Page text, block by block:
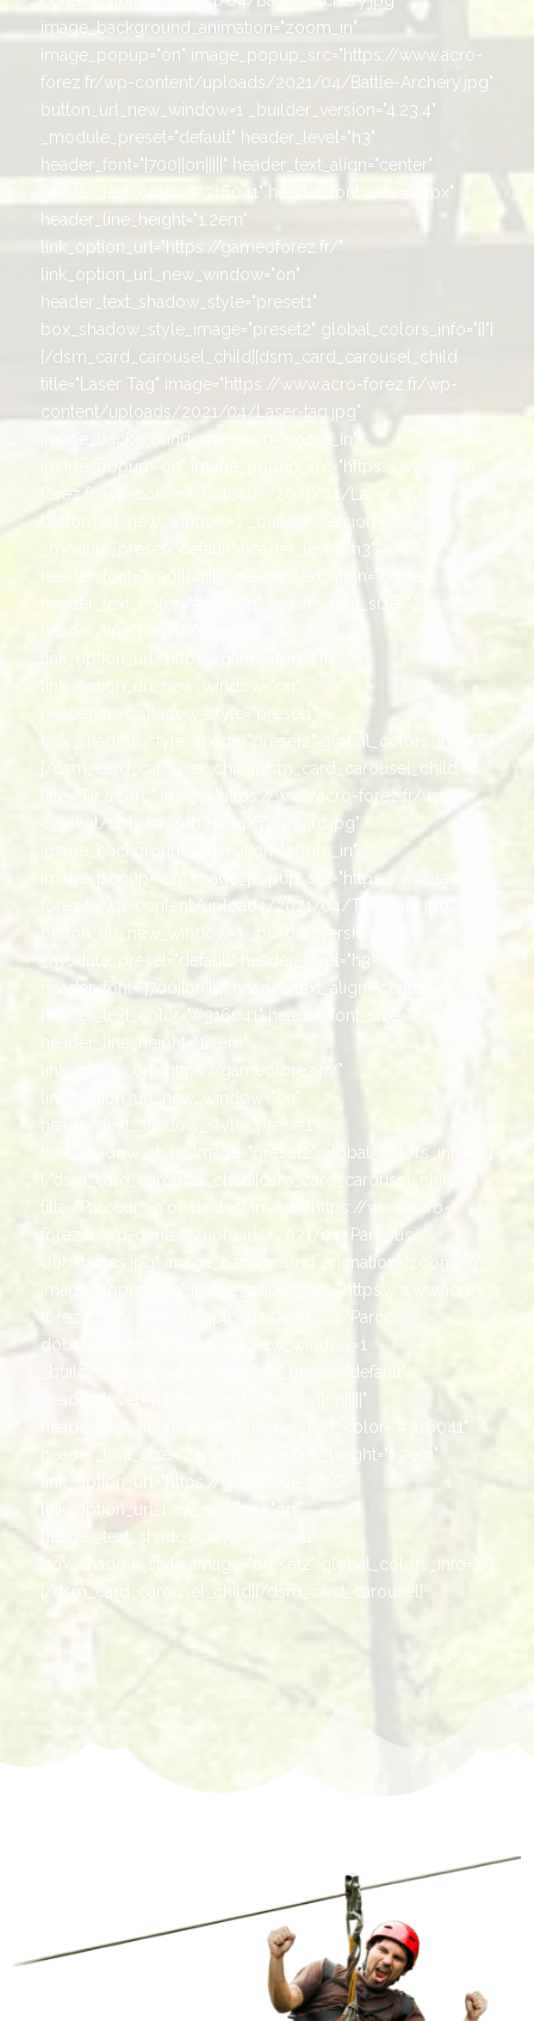
image_background_animation="zoom_in"
image_popup="on" image_popup_src="https://www.acro-
forez.fr/wp-content/uploads/2021/04/Battle-Archery.jpg"
button_url_new_window=1 _builder_version="4.23.4"
_module_preset="default" header_level="h3"
header_font="|700||on|||||" header_text_align="center"
header_text_color="#316041" header_font_size="24px"
header_line_height="1.2em"
link_option_url="https://gameoforez.fr/"
link_option_url_new_window="on"
header_text_shadow_style="preset1"
box_shadow_style_image="preset2" global_colors_info="{}"]
[/dsm_card_carousel_child][dsm_card_carousel_child
title="Laser Tag" image="https://www.acro-forez.fr/wp-
content/uploads/2021/04/Laser-tag.jpg"
image_background_animation="zoom_in"
image_popup="on" image_popup_src="https://www.acro-
forez.fr/wp-content/uploads/2021/04/Laser-tag.jpg"
button_url_new_window=1 _builder_version=4.16
_module_preset="default" header_level="h3"
header_font="|700||on|||||" header_text_align="center"
header_text_color="#316041" header_font_size="24px"
header_line_height="1.2em"
link_option_url="https://gameoforez.fr/"
link_option_url_new_window="on"
header_text_shadow_style="preset1"
box_shadow_style_image="preset2" global_colors_info="{}"]
[/dsm_card_carousel_child][dsm_card_carousel_child
title="Tir à l'arc" image="https://www.acro-forez.fr/wp-
content/uploads/2021/04/Tir-a-larc.jpg"
image_background_animation="zoom_in"
image_popup="on" image_popup_src="https://www.acro-
forez.fr/wp-content/uploads/2021/04/Tir-a-larc.jpg"
button_url_new_window=1 _builder_version=4.16
_module_preset="default" header_level="h3"
header_font="|700||on|||||" header_text_align="center"
header_text_color="#316041" header_font_size="24px"
header_line_height="1.2em"
link_option_url="https://gameoforez.fr/"
link_option_url_new_window="on"
header_text_shadow_style="preset1"
box_shadow_style_image="preset2" global_colors_info="{}"]
[/dsm_card_carousel_child][dsm_card_carousel_child
title="Parcours d'obstacles" image="https://www.acro-
forez.fr/wp-content/uploads/2021/04/Parcous-
dobstacles.jpg" image_background_animation="zoom_in"
image_popup="on" image_popup_src="https://www.acro-
forez.fr/wp-content/uploads/2021/04/Parcous-
dobstacles.jpg" button_url_new_window=1
_builder_version=4.16 _module_preset="default"
header_level="h3" header_font="|700||on|||||"
header_text_align="center" header_text_color="#316041"
header_font_size="24px" header_line_height="1.2em"
link_option_url="https://gameoforez.fr/"
link_option_url_new_window="on"
header_text_shadow_style="preset1"
box_shadow_style_image="preset2" global_colors_info="{}"]
[/dsm_card_carousel_child][/dsm_card_carousel]